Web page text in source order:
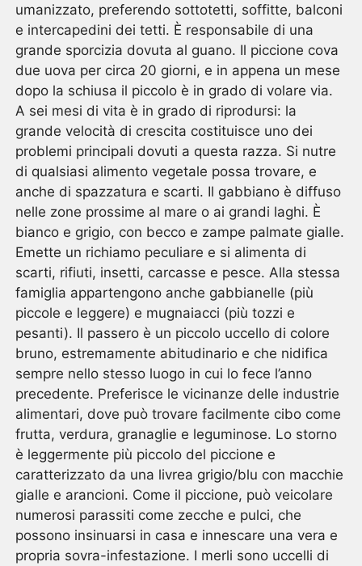
umanizzato, preferendo sottotetti, soffitte, balconi
e intercapedini dei tetti. È responsabile di una
grande sporcizia dovuta al guano. Il piccione cova
due uova per circa 20 giorni, e in appena un mese
dopo la schiusa il piccolo è in grado di volare via.
A sei mesi di vita è in grado di riprodursi: la
grande velocità di crescita costituisce uno dei
problemi principali dovuti a questa razza. Si nutre
di qualsiasi alimento vegetale possa trovare, e
anche di spazzatura e scarti. Il gabbiano è diffuso
nelle zone prossime al mare o ai grandi laghi. È
bianco e grigio, con becco e zampe palmate gialle.
Emette un richiamo peculiare e si alimenta di
scarti, rifiuti, insetti, carcasse e pesce. Alla stessa
famiglia appartengono anche gabbianelle (più
piccole e leggere) e mugnaiacci (più tozzi e
pesanti). Il passero è un piccolo uccello di colore
bruno, estremamente abitudinario e che nidifica
sempre nello stesso luogo in cui lo fece l’anno
precedente. Preferisce le vicinanze delle industrie
alimentari, dove può trovare facilmente cibo come
frutta, verdura, granaglie e leguminose. Lo storno
è leggermente più piccolo del piccione e
caratterizzato da una livrea grigio/blu con macchie
gialle e arancioni. Come il piccione, può veicolare
numerosi parassiti come zecche e pulci, che
possono insinuarsi in casa e innescare una vera e
propria sovra-infestazione. I merli sono uccelli di